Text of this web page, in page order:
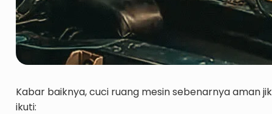
Kabar baiknya, cuci ruang mesin sebenarnya aman
ikuti: